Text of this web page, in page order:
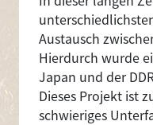
Austausch
Hierdurch wurde
Japan und der
Dieses Projekt ist
schwieriges